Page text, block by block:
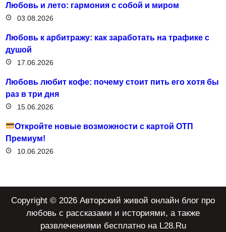
Любовь и лето: гармония с собой и миром
03.08.2026
Любовь к арбитражу: как заработать на трафике с
душой
17.06.2026
Любовь любит кофе: почему стоит пить его хотя бы
раз в три дня
15.06.2026
Откройте новые возможности с картой ОТП
Премиум!
10.06.2026
Copyright © 2026 Авторский живой онлайн блог про
любовь с рассказами и историями, а также
развлечениями бесплатно на L28.Ru